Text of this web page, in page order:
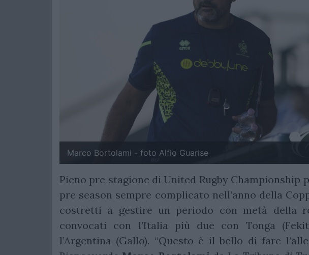
Marco Bortolami - foto Alfio Guarise
Pieno pre stagione di United Rugby Championship
pre season sempre complicato nell’anno della
costretti a gestire un periodo con metà della
convocati con l’Italia più due con Tonga
l’Argentina (Gallo). “Questo è il bello di fare